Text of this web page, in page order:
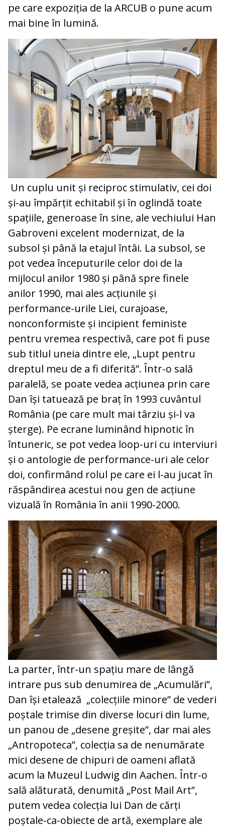
pe care expoziția de la ARCUB o pune acum
mai bine în lumină.
Un cuplu unit și reciproc stimulativ, cei doi
și-au împărțit echitabil și în oglindă toate
spațiile, generoase în sine, ale vechiului Han
Gabroveni excelent modernizat, de la
subsol și până la etajul întâi. La subsol, se
pot vedea începuturile celor doi de la
mijlocul anilor 1980 și până spre finele
anilor 1990, mai ales acțiunile și
performance-urile Liei, curajoase,
nonconformiste și incipient feministe
pentru vremea respectivă, care pot fi puse
sub titlul uneia dintre ele, „Lupt pentru
dreptul meu de a fi diferită”. Într-o sală
paralelă, se poate vedea acțiunea prin care
Dan își tatuează pe braț în 1993 cuvântul
România (pe care mult mai târziu și-l va
șterge). Pe ecrane luminând hipnotic în
întuneric, se pot vedea loop-uri cu interviuri
și o antologie de performance-uri ale celor
doi, confirmând rolul pe care ei l-au jucat în
răspândirea acestui nou gen de acțiune
vizuală în România în anii 1990-2000.
La parter, într-un spațiu mare de lângă
intrare pus sub denumirea de „Acumulări”,
Dan își etalează „colecțiile minore” de vederi
poștale trimise din diverse locuri din lume,
un panou de „desene greșite”, dar mai ales
„Antropoteca”, colecția sa de nenumărate
mici desene de chipuri de oameni aflată
acum la Muzeul Ludwig din Aachen. Într-o
sală alăturată, denumită „Post Mail Art”,
putem vedea colecția lui Dan de cărți
poștale-ca-obiecte de artă, exemplare ale